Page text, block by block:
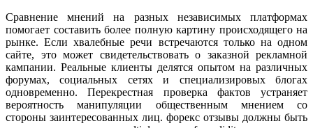
Сравнение мнений на разных независимых платформах
помогает составить более полную картину происходящего на
рынке. Если хвалебные речи встречаются только на одном
сайте, это может свидетельствовать о заказной рекламной
кампании. Реальные клиенты делятся опытом на различных
форумах, социальных сетях и специализировых блогах
одновременно. Перекрестная проверка фактов устраняет
вероятность манипуляции общественным мнением со
стороны заинтересованных лиц. форекс отзывы должны быть